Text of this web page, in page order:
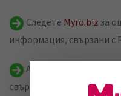
Следете Myro.biz за
информация, свързани с
Ако и вие знаете
свързващи Румъния и